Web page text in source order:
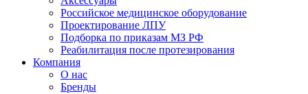
Российское медицинское оборудование
Проектирование ЛПУ
Подборка по приказам МЗ РФ
Реабилитация после протезирования
Компания
О нас
Бренды